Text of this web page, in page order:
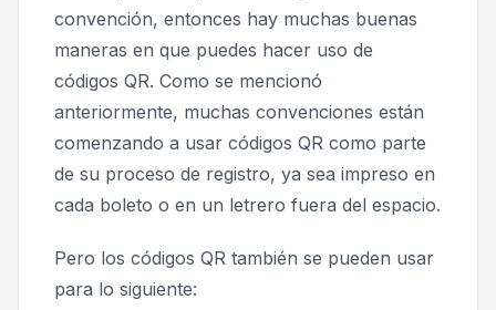
convención, entonces hay muchas buenas
maneras en que puedes hacer uso de
códigos QR. Como se mencionó
anteriormente, muchas convenciones están
comenzando a usar códigos QR como parte
de su proceso de registro, ya sea impreso en
cada boleto o en un letrero fuera del espacio.
Pero los códigos QR también se pueden usar
para lo siguiente: